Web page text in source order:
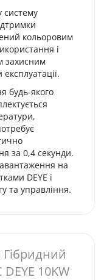
систему
кольоровим
і
захисним
будь-якого
за 0,4 секунди.
на
DEYE і
та управління.
Гібридний
10KW